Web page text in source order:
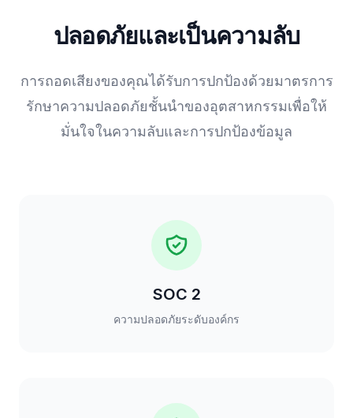
ปลอดภัยและเป็นความลับ
การถอดเสียงของคุณได้รับการปกป้องด้วยมาตรการ
รักษาความปลอดภัยชั้นนำของอุตสาหกรรมเพื่อให้
มั่นใจในความลับและการปกป้องข้อมูล
SOC 2
ความปลอดภัยระดับองค์กร